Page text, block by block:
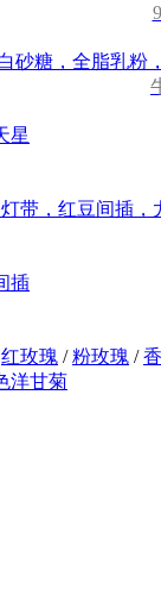
红玫瑰 /粉玫瑰 /